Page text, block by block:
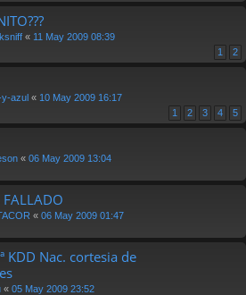
« 11 May 2009 08:39
1 2
y-azul « 10 May 2009 16:17
1 2 3 4 5
« 06 May 2009 13:04
FALLADO
« 06 May 2009 01:47
KDD Nac. cortesia de
« 05 May 2009 23:52